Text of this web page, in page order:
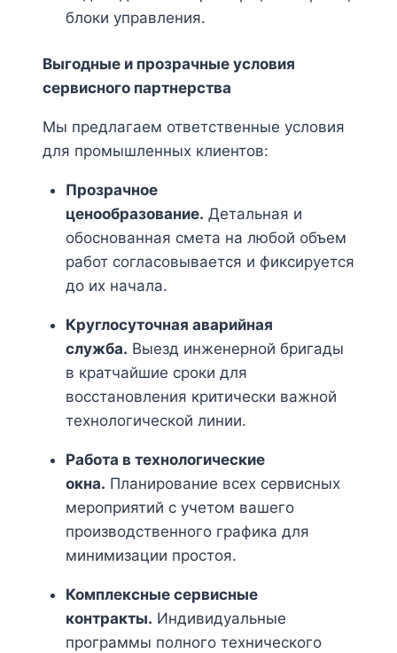
блоки управления.
Выгодные и прозрачные условия
сервисного партнерства
Мы предлагаем ответственные условия
для промышленных клиентов:
Прозрачное
ценообразование. Детальная и
обоснованная смета на любой объем
работ согласовывается и фиксируется
до их начала.
Круглосуточная аварийная
служба. Выезд инженерной бригады
в кратчайшие сроки для
восстановления критически важной
технологической линии.
Работа в технологические
окна. Планирование всех сервисных
мероприятий с учетом вашего
производственного графика для
минимизации простоя.
Комплексные сервисные
контракты. Индивидуальные
программы полного технического